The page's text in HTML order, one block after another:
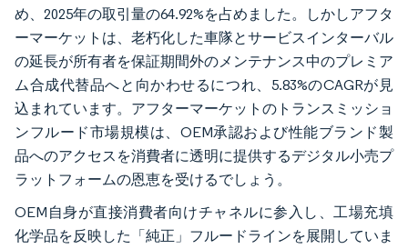
め、2025年の取引量の64.92%を占めました。しかしアフタ
ーマーケットは、老朽化した車隊とサービスインターバル
の延長が所有者を保証期間外のメンテナンス中のプレミア
ム合成代替品へと向かわせるにつれ、5.83%のCAGRが見
込まれています。アフターマーケットのトランスミッショ
ンフルード市場規模は、OEM承認および性能ブランド製
品へのアクセスを消費者に透明に提供するデジタル小売プ
ラットフォームの恩恵を受けるでしょう。
OEM自身が直接消費者向けチャネルに参入し、工場充填
化学品を反映した「純正」フルードラインを展開していま